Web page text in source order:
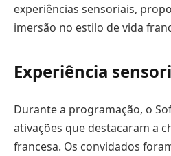
experiências sensoriais,
imersão no estilo de vida
Experiência
Durante a programação, o
ativações que destacaram a
francesa. Os convidados